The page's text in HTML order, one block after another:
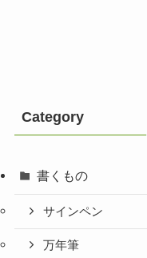
Category
書くもの
サインペン
万年筆